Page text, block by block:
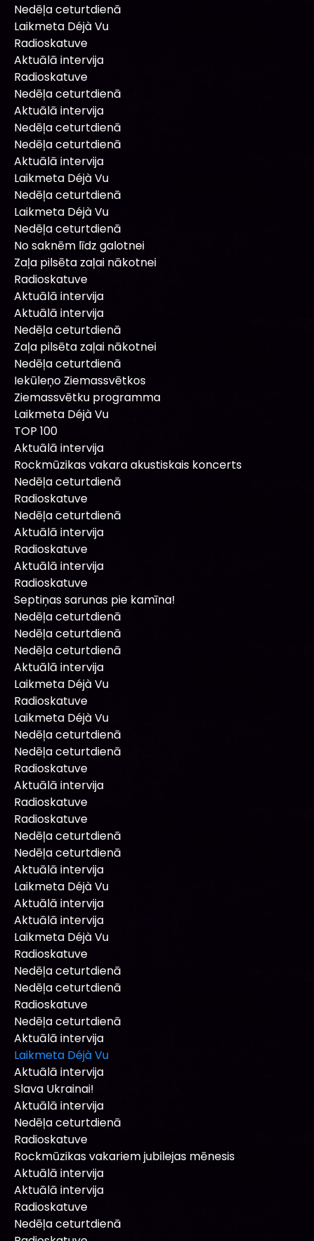
Nedēļa ceturtdienā
Laikmeta Déjà Vu
Radioskatuve
Aktuālā intervija
Radioskatuve
Nedēļa ceturtdienā
Aktuālā intervija
Nedēļa ceturtdienā
Nedēļa ceturtdienā
Aktuālā intervija
Laikmeta Déjà Vu
Nedēļa ceturtdienā
Laikmeta Déjà Vu
Nedēļa ceturtdienā
No saknēm līdz galotnei
Zaļa pilsēta zaļai nākotnei
Radioskatuve
Aktuālā intervija
Aktuālā intervija
Nedēļa ceturtdienā
Zaļa pilsēta zaļai nākotnei
Nedēļa ceturtdienā
Iekūleņo Ziemassvētkos
Ziemassvētku programma
Laikmeta Déjà Vu
TOP 100
Aktuālā intervija
Rockmūzikas vakara akustiskais koncerts
Nedēļa ceturtdienā
Radioskatuve
Nedēļa ceturtdienā
Aktuālā intervija
Radioskatuve
Aktuālā intervija
Radioskatuve
Septiņas sarunas pie kamīna!
Nedēļa ceturtdienā
Nedēļa ceturtdienā
Nedēļa ceturtdienā
Aktuālā intervija
Laikmeta Déjà Vu
Radioskatuve
Laikmeta Déjà Vu
Nedēļa ceturtdienā
Nedēļa ceturtdienā
Radioskatuve
Aktuālā intervija
Radioskatuve
Radioskatuve
Nedēļa ceturtdienā
Nedēļa ceturtdienā
Aktuālā intervija
Laikmeta Déjà Vu
Aktuālā intervija
Aktuālā intervija
Laikmeta Déjà Vu
Radioskatuve
Nedēļa ceturtdienā
Nedēļa ceturtdienā
Radioskatuve
Nedēļa ceturtdienā
Aktuālā intervija
Laikmeta Déjà Vu
Aktuālā intervija
Slava Ukrainai!
Aktuālā intervija
Nedēļa ceturtdienā
Radioskatuve
Rockmūzikas vakariem jubilejas mēnesis
Aktuālā intervija
Aktuālā intervija
Radioskatuve
Nedēļa ceturtdienā